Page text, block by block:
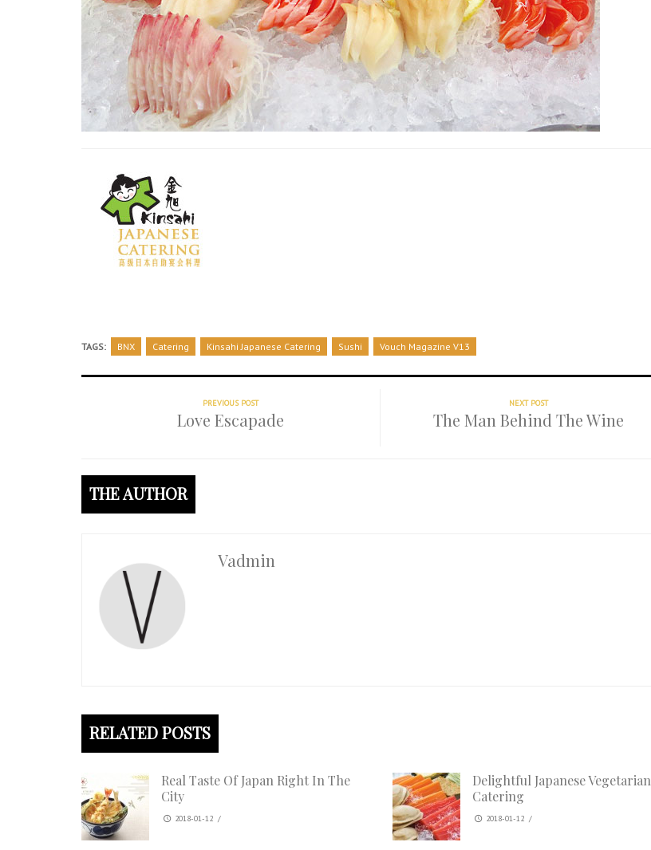
TAGS: BNX Catering Kinsahi Japanese Catering Sushi Vouch Magazine V13
PREVIOUS POST
Love Escapade
NEXT POST
The Man Behind The Wine
THE AUTHOR
Vadmin
RELATED POSTS
Real Taste Of Japan Right In The
City
2018-01-12 /
Delightful Japanese Vegetarian
Catering
2018-01-12 /